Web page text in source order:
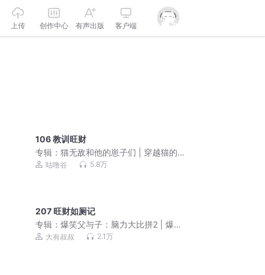
上传 创作中心 有声出版 客户端
106 教训旺财
专辑：猫无敌和他的崽子们 | 穿越猫的
世界 | 马小川励志
咕噜谷 5.8万
207 旺财如厕记
专辑：爆笑父与子：脑力大比拼2 | 爆笑
益智|亲子笑话
大有叔叔 2.1万